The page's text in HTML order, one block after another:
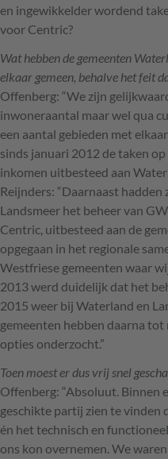
en ingewikkelder wordend
voor Centric?
Wat hebben de gemeenten
elkaar gemeen, behalve het feit
Offenberg: “We zijn
inwoneraantal maar wel qua
een aantal gebieden met
sinds januari 2012 de taken
inkomen uitbesteed aan
Reijnders: “Daarnaast
Landsmeer het beheer van
Centric, uitbesteed aan de
opgegaan in het regionale
Westfriese gemeenten waar
2013 werd duidelijk dat het
2015 weer bij Waterland en
gemeenten hebben daarna
opties onderzocht.”
Toen moest er dus vrij snel
Offenberg: “Absoluut. Binnen
geschikte partij zien te vinden
én het technisch en
ons kon overnemen. We